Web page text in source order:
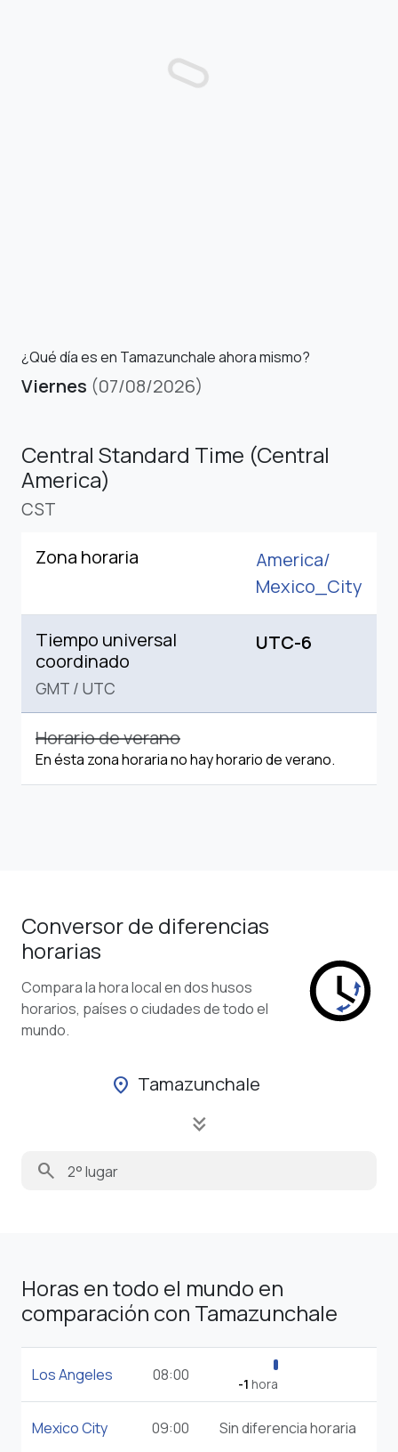
¿Qué día es en Tamazunchale ahora mismo?
Viernes (07/08/2026)
Central Standard Time (Central
America)
CST
Zona horaria
America/
Mexico_City
Tiempo universal
coordinado
GMT / UTC
UTC-6
Horario de verano
En ésta zona horaria no hay horario de verano.
Conversor de diferencias
horarias
Compara la hora local en dos husos
horarios, países o ciudades de todo el
mundo.
location_on Tamazunchale
keyboard_double_arrow_down
search
Horas en todo el mundo en
comparación con Tamazunchale
Los Angeles 08:00 -1 hora
Mexico City 09:00 Sin diferencia horaria